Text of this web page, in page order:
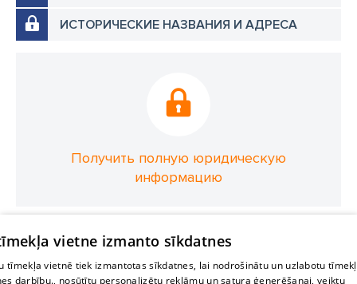
ИСТОРИЧЕСКИЕ НАЗВАНИЯ И АДРЕСА
Получить полную юридическую
информацию
vietne izmanto sīkdatnes
tīmekļa vietnē tiek izmantotas sīkdatnes, lai nodrošinātu un uzlabotu
darbību., nosūtītu personalizētu reklāmu un satura ģenerēšanai, veiktu